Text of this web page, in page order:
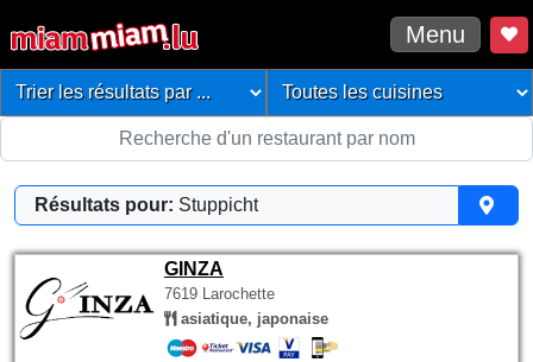
Menu
Résultats pour: Stuppicht
GINZA
7619 Larochette
asiatique, japonaise